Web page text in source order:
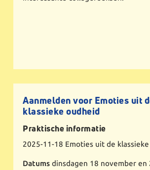
Aanmelden voor Emoties uit
klassieke oudheid
Praktische informatie
2025-11-18 Emoties uit de
Datums dinsdagen 18 november en